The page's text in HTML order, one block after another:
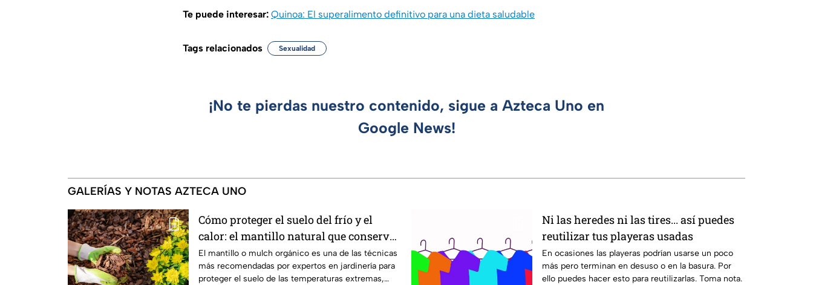
Te puede interesar: Quinoa: El superalimento definitivo para una dieta saludable
Tags relacionados Sexualidad
¡No te pierdas nuestro contenido, sigue a Azteca Uno en
Google News!
GALERÍAS Y NOTAS AZTECA UNO
Cómo proteger el suelo del frío y el
calor: el mantillo natural que conserva
el jardín
El mantillo o mulch orgánico es una de las técnicas
más recomendadas por expertos en jardinería para
proteger el suelo de las temperaturas extremas,
Ni las heredes ni las tires... así puedes
reutilizar tus playeras usadas
En ocasiones las playeras podrían usarse un poco
más pero terminan en desuso o en la basura. Por
ello puedes hacer esto para reutilizarlas. Toma nota.